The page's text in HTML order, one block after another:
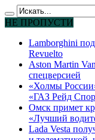
НЕ ПРОПУСТИ
Lamborghini
Revuelto
Aston Martin
спецверсией
«Холмы
«ГАЗ Рейд
Омск примет
«Лучший
Lada Vesta